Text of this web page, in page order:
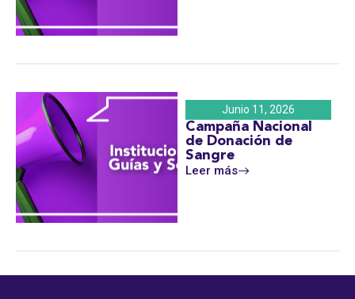
Junio 11, 2026
Campaña Nacional
de Donación de
Sangre
Leer más